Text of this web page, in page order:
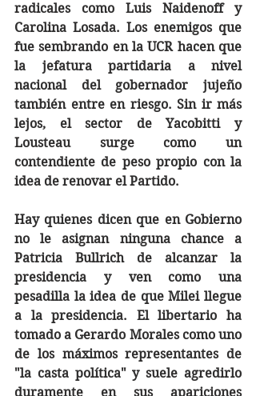
radicales como Luis Naidenoff y
Carolina Losada. Los enemigos que
fue sembrando en la UCR hacen que
la jefatura partidaria a nivel
nacional del gobernador jujeño
también entre en riesgo. Sin ir más
lejos, el sector de Yacobitti y
Lousteau surge como un
contendiente de peso propio con la
idea de renovar el Partido.
Hay quienes dicen que en Gobierno
no le asignan ninguna chance a
Patricia Bullrich de alcanzar la
presidencia y ven como una
pesadilla la idea de que Milei llegue
a la presidencia. El libertario ha
tomado a Gerardo Morales como uno
de los máximos representantes de
"la casta política" y suele agredirlo
duramente en sus apariciones